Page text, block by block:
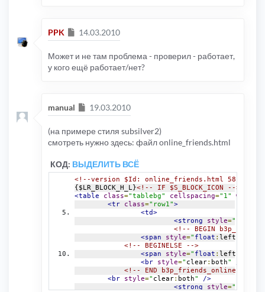
PPK Сообщение
14.03.2010
Может и не там проблема - проверил - работает,
у кого ещё работает/нет?
manual Сообщение
19.03.2010
(на примере стиля subsilver2)
смотреть нужно здесь: файл online_friends.html
КОД: ВЫДЕЛИТЬ ВСЁ
<!--version $Id: online_friends.html 581 2009-
{$LR_BLOCK_H_L}<!-- IF $S_BLOCK_ICON -->
<table
class="tablebg" cellspacing="1" width
<tr
class="row1">
<td>
<strong
style="
<!-- BEGIN
<span
style=" float : left
<!-- BEGINELSE -->
<span
style=" float : left
<br
style=" clear: both"
<!-- END b3p_friends_online -->
<br
style=" clear: both"
/>
<strong
style="